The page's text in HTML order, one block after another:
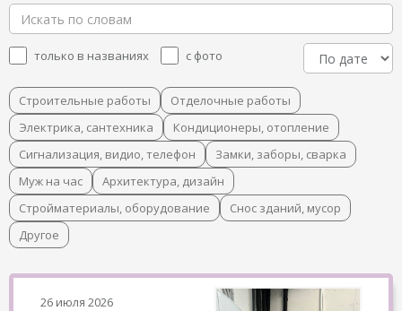
только в названиях с фото
Строительные работы
Отделочные работы
Электрика, сантехника
Кондиционеры, отопление
Сигнализация, видио, телефон
Замки, заборы, сварка
Муж на час
Архитектура, дизайн
Стройматериалы, оборудование
Снос зданий, мусор
Другое
26 июля 2026